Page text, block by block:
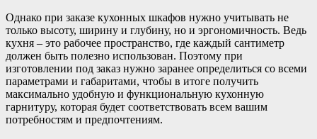
Однако при заказе кухонных шкафов нужно учитывать не
только высоту, ширину и глубину, но и эргономичность. Ведь
кухня – это рабочее пространство, где каждый сантиметр
должен быть полезно использован. Поэтому при
изготовлении под заказ нужно заранее определиться со всеми
параметрами и габаритами, чтобы в итоге получить
максимально удобную и функциональную кухонную
гарнитуру, которая будет соответствовать всем вашим
потребностям и предпочтениям.